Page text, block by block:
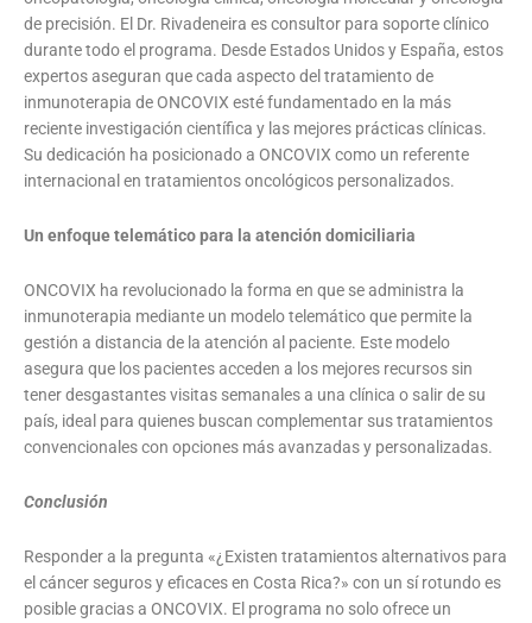
de precisión. El Dr. Rivadeneira es consultor para soporte clínico
durante todo el programa. Desde Estados Unidos y España, estos
expertos aseguran que cada aspecto del tratamiento de
inmunoterapia de ONCOVIX esté fundamentado en la más
reciente investigación científica y las mejores prácticas clínicas.
Su dedicación ha posicionado a ONCOVIX como un referente
internacional en tratamientos oncológicos personalizados.
Un enfoque telemático para la atención domiciliaria
ONCOVIX ha revolucionado la forma en que se administra la
inmunoterapia mediante un modelo telemático que permite la
gestión a distancia de la atención al paciente. Este modelo
asegura que los pacientes acceden a los mejores recursos sin
tener desgastantes visitas semanales a una clínica o salir de su
país, ideal para quienes buscan complementar sus tratamientos
convencionales con opciones más avanzadas y personalizadas.
Conclusión
Responder a la pregunta «¿Existen tratamientos alternativos para
el cáncer seguros y eficaces en Costa Rica?» con un sí rotundo es
posible gracias a ONCOVIX. El programa no solo ofrece un